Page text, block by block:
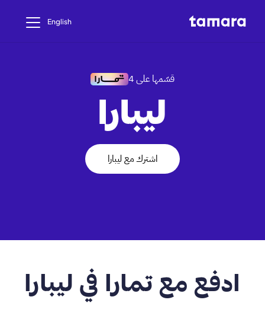
English
قسّمها على 4
ليبارا
اشترك مع ليبارا
ادفع مع تمارا في ليبارا